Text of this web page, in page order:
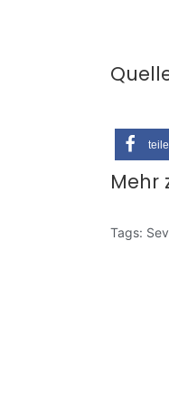
Mehr
Tags: